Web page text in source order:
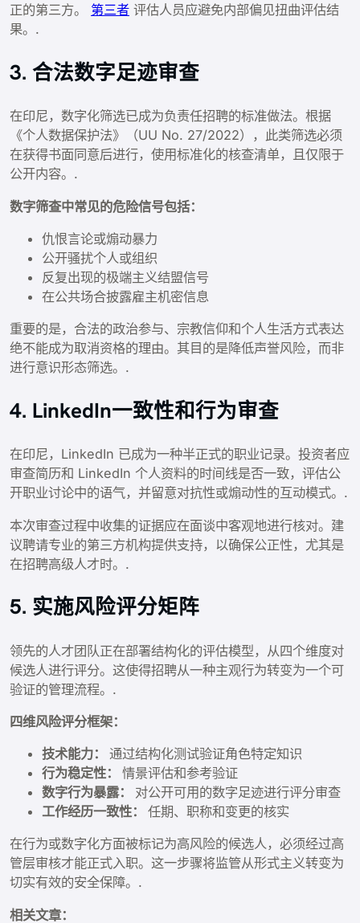
正的第三方。 第三者 评估人员应避免内部偏见扭曲评估结
果。.
3. 合法数字足迹审查
在印尼，数字化筛选已成为负责任招聘的标准做法。根据
《个人数据保护法》（UU No. 27/2022），此类筛选必须
在获得书面同意后进行，使用标准化的核查清单，且仅限于
公开内容。.
数字筛查中常见的危险信号包括：
仇恨言论或煽动暴力
公开骚扰个人或组织
反复出现的极端主义结盟信号
在公共场合披露雇主机密信息
重要的是，合法的政治参与、宗教信仰和个人生活方式表达
绝不能成为取消资格的理由。其目的是降低声誉风险，而非
进行意识形态筛选。.
4. LinkedIn一致性和行为审查
在印尼，LinkedIn 已成为一种半正式的职业记录。投资者应
审查简历和 LinkedIn 个人资料的时间线是否一致，评估公
开职业讨论中的语气，并留意对抗性或煽动性的互动模式。.
本次审查过程中收集的证据应在面谈中客观地进行核对。建
议聘请专业的第三方机构提供支持，以确保公正性，尤其是
在招聘高级人才时。.
5. 实施风险评分矩阵
领先的人才团队正在部署结构化的评估模型，从四个维度对
候选人进行评分。这使得招聘从一种主观行为转变为一个可
验证的管理流程。.
四维风险评分框架：
技术能力： 通过结构化测试验证角色特定知识
行为稳定性： 情景评估和参考验证
数字行为暴露： 对公开可用的数字足迹进行评分审查
工作经历一致性： 任期、职称和变更的核实
在行为或数字化方面被标记为高风险的候选人，必须经过高
管层审核才能正式入职。这一步骤将监管从形式主义转变为
切实有效的安全保障。.
相关文章：